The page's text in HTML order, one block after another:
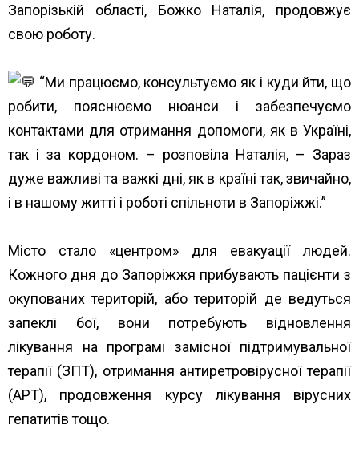
Запорізькій області, Божко Наталія, продовжує
свою роботу.
“Ми працюємо, консультуємо як і куди йти, що
робити, пояснюємо нюанси і забезпечуємо
контактами для отримання допомоги, як в Україні,
так і за кордоном. – розповіла Наталія, – Зараз
дуже важливі та важкі дні, як в країні так, звичайно,
і в нашому житті і роботі спільноти в Запоріжжі.”
Місто стало «центром» для евакуації людей.
Кожного дня до Запоріжжя прибувають пацієнти з
окупованих територій, або територій де ведуться
запеклі бої, вони потребують відновлення
лікування на програмі замісної підтримувальної
терапії (ЗПТ), отримання антиретровірусної терапії
(АРТ), продовження курсу лікування вірусних
гепатитів тощо.